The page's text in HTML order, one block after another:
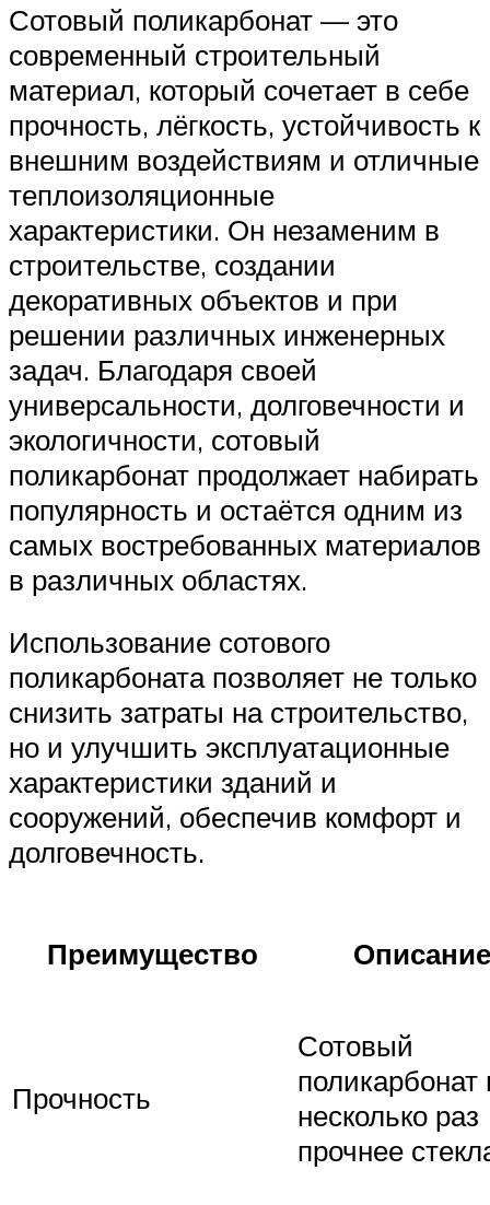
Сотовый поликарбонат — это
современный строительный
материал, который сочетает в себе
прочность, лёгкость, устойчивость к
внешним воздействиям и отличные
теплоизоляционные
характеристики. Он незаменим в
строительстве, создании
декоративных объектов и при
решении различных инженерных
задач. Благодаря своей
универсальности, долговечности и
экологичности, сотовый
поликарбонат продолжает набирать
популярность и остаётся одним из
самых востребованных материалов
в различных областях.
Использование сотового
поликарбоната позволяет не только
снизить затраты на строительство,
но и улучшить эксплуатационные
характеристики зданий и
сооружений, обеспечив комфорт и
долговечность.
Преимущество Описание
Прочность
Сотовый
поликарбонат
несколько раз
прочнее